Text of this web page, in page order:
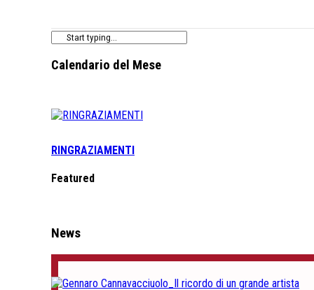
Calendario del Mese
RINGRAZIAMENTI
Featured
News